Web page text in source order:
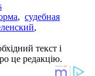
, судебная
,
текст і
це редакцію.